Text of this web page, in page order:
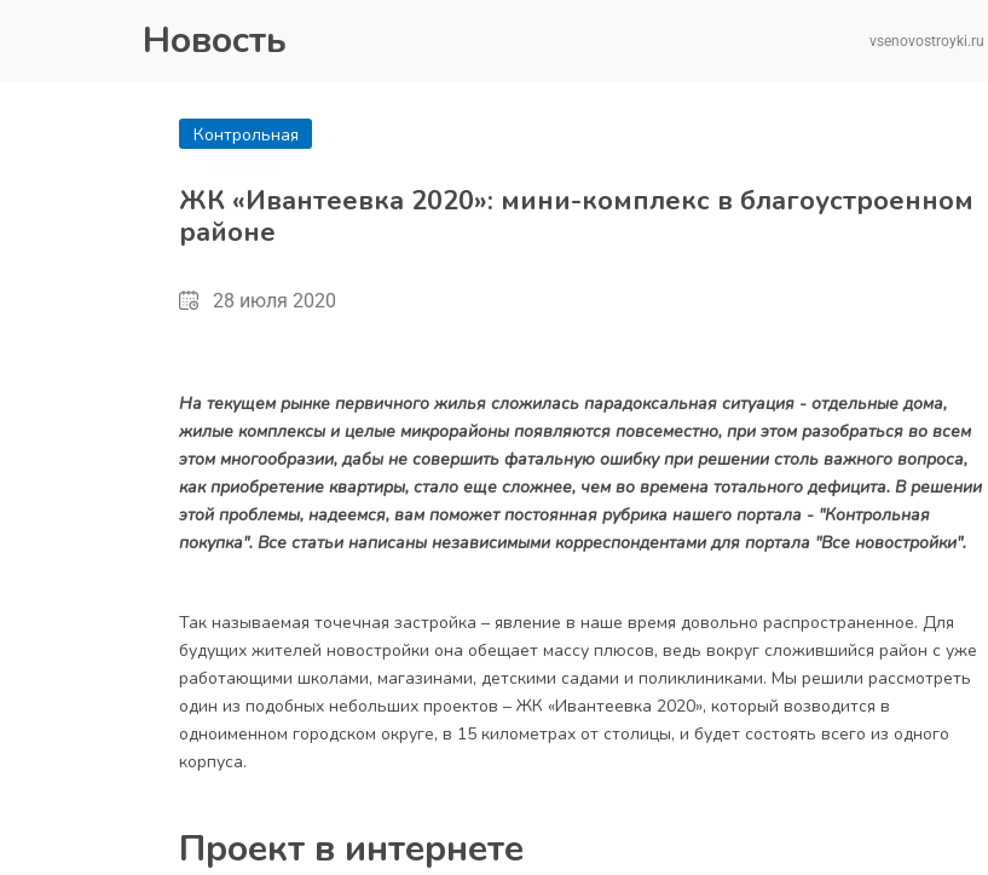
Новость vsenovostroyki.ru
Контрольная
ЖК «Ивантеевка 2020»: мини-комплекс в благоустроенном
районе
28 июля 2020
На текущем рынке первичного жилья сложилась парадоксальная ситуация - отдельные дома,
жилые комплексы и целые микрорайоны появляются повсеместно, при этом разобраться во всем
этом многообразии, дабы не совершить фатальную ошибку при решении столь важного вопроса,
как приобретение квартиры, стало еще сложнее, чем во времена тотального дефицита. В решении
этой проблемы, надеемся, вам поможет постоянная рубрика нашего портала - "Контрольная
покупка". Все статьи написаны независимыми корреспондентами для портала "Все новостройки".
Так называемая точечная застройка – явление в наше время довольно распространенное. Для
будущих жителей новостройки она обещает массу плюсов, ведь вокруг сложившийся район с уже
работающими школами, магазинами, детскими садами и поликлиниками. Мы решили рассмотреть
один из подобных небольших проектов – ЖК «Ивантеевка 2020», который возводится в
одноименном городском округе, в 15 километрах от столицы, и будет состоять всего из одного
корпуса.
Проект в интернете